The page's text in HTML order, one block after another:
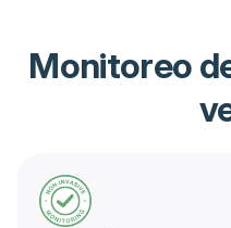
Monitoreo